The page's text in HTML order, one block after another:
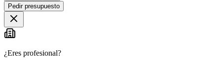
Pedir presupuesto
¿Eres profesional?